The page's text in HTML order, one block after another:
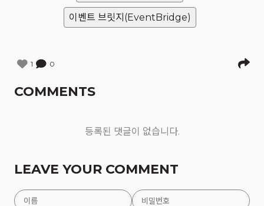
이벤트 브릿지(EventBridge)
1 0
COMMENTS
등록된 댓글이 없습니다.
LEAVE YOUR COMMENT